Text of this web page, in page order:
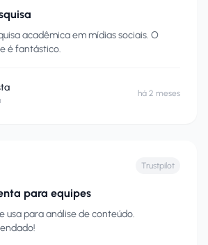
acadêmica em mídias sociais. O
é fantástico.
há 2 meses
Trustpilot
para equipes
usa para análise de conteúdo.